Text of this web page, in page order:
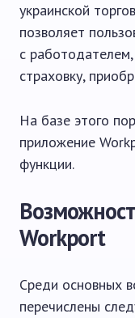
украинской
позволяет
с
страховку,
На базе этого
приложение
функции.
Workport
Среди основных
перечислены